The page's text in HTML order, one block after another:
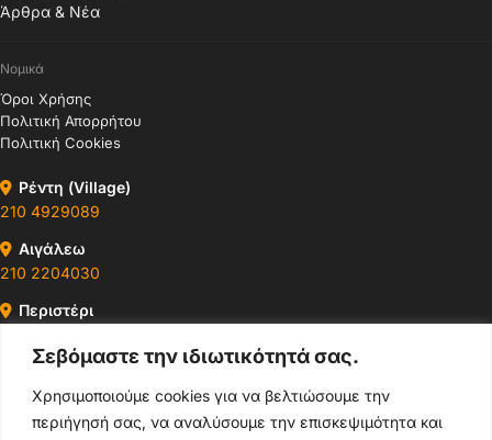
Σεβόμαστε την ιδιωτικότητά σας.
Χρησιμοποιούμε cookies για να βελτιώσουμε την
περιήγησή σας, να αναλύσουμε την επισκεψιμότητα και
Άρθρα & Νέα
Νομικά
Όροι Χρήσης
Πολιτική Απορρήτου
Πολιτική Cookies
Ρέντη (Village)
210 4929089
Αιγάλεω
210 2204030
Περιστέρι
Ωράρια & Διευθύνσεις →